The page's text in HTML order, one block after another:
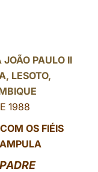
PAULO II
LESOTO,
1988
OS FIÉIS